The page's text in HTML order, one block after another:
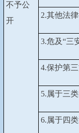
不予公
开
2.其他法
3.危及“三
4.保护第
5.属于三
6.属于四